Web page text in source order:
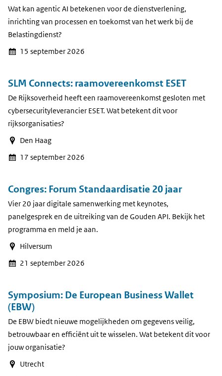
Wat kan agentic AI betekenen voor de dienstverlening,
inrichting van processen en toekomst van het werk bij de
Belastingdienst?
15 september 2026
SLM Connects: raamovereenkomst ESET
De Rijksoverheid heeft een raamovereenkomst gesloten met
cybersecurityleverancier ESET. Wat betekent dit voor
rijksorganisaties?
Den Haag
17 september 2026
Congres: Forum Standaardisatie 20 jaar
Vier 20 jaar digitale samenwerking met keynotes,
panelgesprek en de uitreiking van de Gouden API. Bekijk het
programma en meld je aan.
Hilversum
21 september 2026
Symposium: De European Business Wallet
(EBW)
De EBW biedt nieuwe mogelijkheden om gegevens veilig,
betrouwbaar en efficiënt uit te wisselen. Wat betekent dit voor
jouw organisatie?
Utrecht